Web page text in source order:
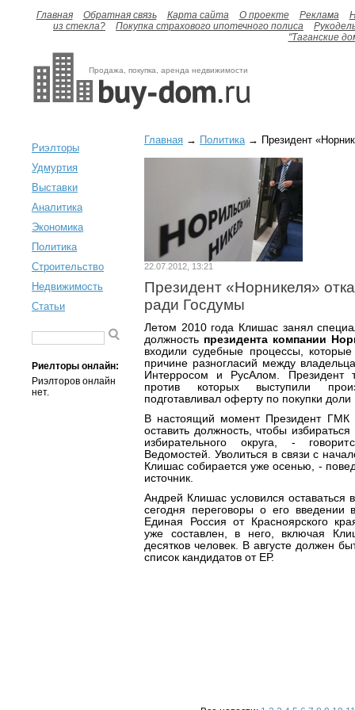
Главная Обратная связь Карта сайта О проекте Реклама
из стекла?
Покупка страхового ипотечного полиса
"Таганские
Продажа, покупка, аренда недвижимости
Риэлторы
Удмуртия
Выставки
Аналитика
Экономика
Политика
Строительство
Недвижимость
Статьи
Риелторы онлайн:
Риэлторов онлайн
нет.
Главная → Политика→ Президент
22.07.2012, 13:21
Президент «Норникеля»
ради Госдумы
Летом 2010 года Клишас занял
должность президента компании
входили судебные процессы,
причине разногласий между
Интерросом и РусАлом. Президент
против которых выступили
подготавливал оферту по покупки
В настоящий момент Президент ГМК
оставить должность, чтобы
избирательного округа, -
Ведомостей. Уволиться в связи с
Клишас собирается уже осенью, -
источник.
Андрей Клишас условился
сегодня переговоры о его введении
Единая Россия от Красноярского
уже составлен, в него, включая
десятков человек. В августе должен
список кандидатов от ЕР.